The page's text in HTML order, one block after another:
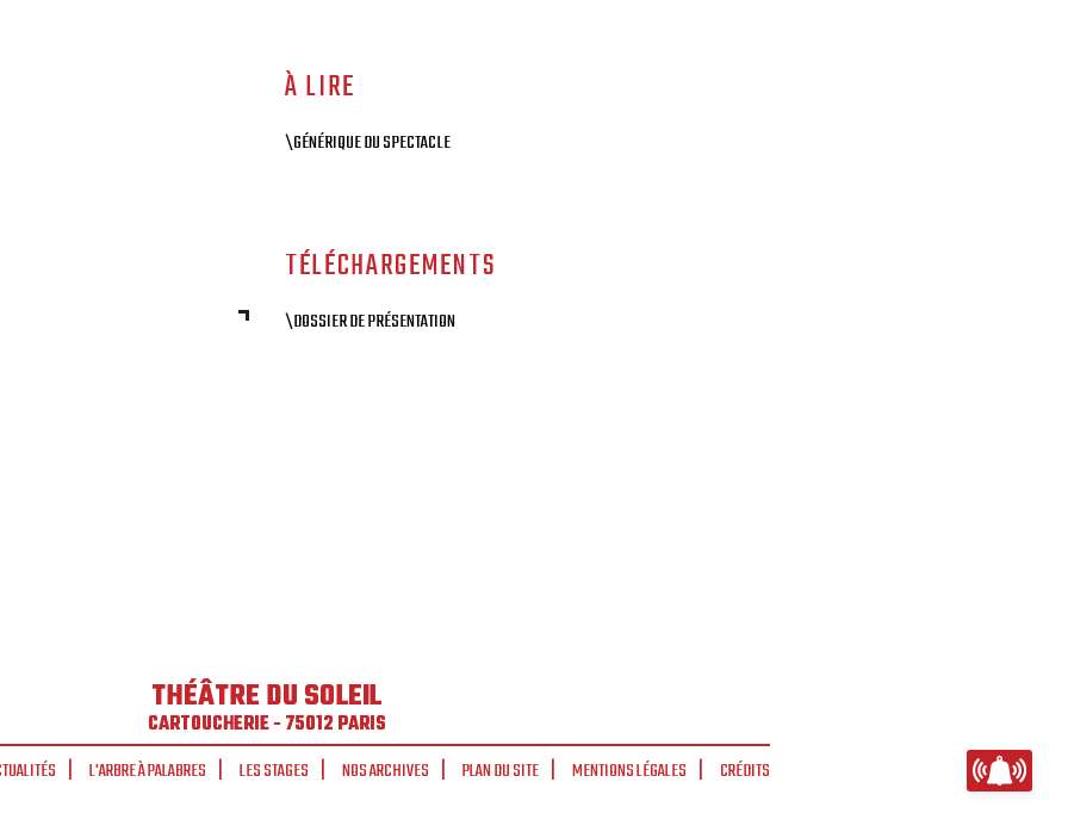
À LIRE
\GÉNÉRIQUE DU SPECTACLE
TÉLÉCHARGEMENTS
\DOSSIER DE PRÉSENTATION
THÉÂTRE DU SOLEIL
CARTOUCHERIE - 75012 PARIS
L'ARBRE À PALABRES LES STAGES NOS ARCHIVES PLAN DU SITE MENTIONS LÉGALES CRÉDITS